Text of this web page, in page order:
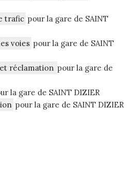
trafic pour la gare de SAINT
voies pour la gare de SAINT
réclamation pour la gare de
la gare de SAINT DIZIER
pour la gare de SAINT DIZIER